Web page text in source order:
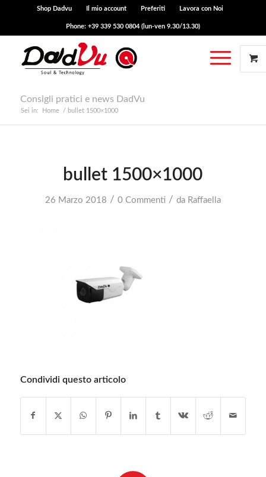
Shop Dadvu Il mio account Preferiti Lavora con Noi
Phone: +39 339 530 0804 (lun-ven 9.30/13.30)
Consigli pratici e news DadVu
Sei in: Home / bullet 1500×1000
bullet 1500×1000
26 Marzo 2018 / 0 Commenti / da Raffaella
Condividi questo articolo